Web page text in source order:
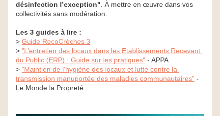
désinfection l’exception" . À mettre en œuvre dans vos
collectivités sans modération.
Les 3 guides à lire :
> Guide RecoCrèches 3
> "L’entretien des locaux dans les Etablissements Recevant
du Public (ERP) : Guide sur les pratiques" - APPA
> "Maintien de l'hygiène des locaux et lutte contre la
transmission manuportée des maladies communautaires" -
Le Monde la Propreté